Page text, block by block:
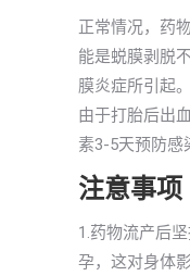
正常情况，药
能是蜕膜剥脱
膜炎症所引起。
由于打胎后出
素3-5天预防感
注意事项
1.药物流产后
孕，这对身体